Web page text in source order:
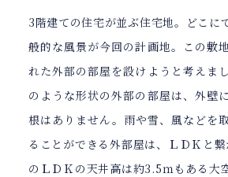
3階建ての住宅が並ぶ住宅地。どこに
般的な風景が今回の計画地。この敷
れた外部の部屋を設けようと考えま
のような形状の外部の部屋は、外壁
根はありません。雨や雪、風などを
ることができる外部屋は、ＬＤＫと
のＬＤＫの天井高は約3.5ｍもある大